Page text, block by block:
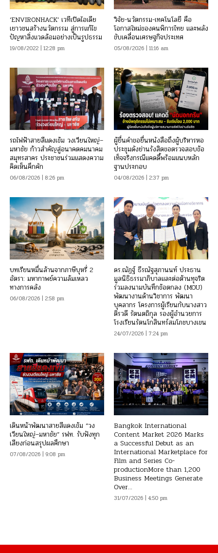
‘ENVIRONHACK’ เวทีเปิดไอเดีย
เยาวชนสร้างนวัตกรรม สู่การแก้ไข
ปัญหาสิ่งแวดล้อมอย่างเป็นรูปธรรม
19/08/2022 | 12:28 pm
วิจัย-นวัตกรรม-เทคโนโลยี คือ
โอกาสใหม่ของคนพิการไทย และพลัง
ขับเคลื่อนเศรษฐกิจประเทศ
05/08/2026 | 11:16 am
รถไฟฟ้าสายสีแดงเข้ม วงเวียนใหญ่–
มหาชัย ก้าวสำคัญสู่อนาคตคมนาคม
สมุทรสาคร ประชาชนร่วมแสดงความ
คิดเห็นคึกคัก
06/08/2026 | 8:26 pm
ผู้ยื่นคำขอยื่นหนังสือถึงผู้บริหารหอ
ประชุมดังย่านรังสิตขอตรวจสอบข้อ
เท็จจริงกรณีแคดดี้พร้อมแนบหลัก
ฐานประกอบ
04/08/2026 | 2:37 pm
บทเรียนหมื่นล้านจากภาษีบุหรี่ 2
อัตรา: มหากาพย์ความล้มเหลว
ทางการคลัง
06/08/2026 | 2:58 pm
ดร.ณัฏฐ์ ธีรณัฐสุภานนท์ ประธาน
มูลนิธิธรรมาภิบาลและต่อต้านทุจริต
ร่วมลงนามบันทึกข้อตกลง (MOU)
พัฒนางานด้านวิชาการ พัฒนา
บุคลากร โครงการผู้เรียนกับนางสาว
ติรวดี รัตนตถิกุล รองผู้อำนวยการ
โรงเรียนรัตนโกสินทร์สมโภชบางเขน
24/07/2026 | 7:24 pm
เดินหน้าพัฒนาสายสีแดงเข้ม “วง
เวียนใหญ่–มหาชัย” รฟท. รับฟังทุก
เสียงก่อนสรุปผลศึกษา
07/08/2026 | 9:08 pm
Bangkok International
Content Market 2026 Marks
a Successful Debut as an
International Marketplace for
Film and Series Co-
productionMore than 1,200
Business Meetings Generate
Over...
31/07/2026 | 4:50 pm